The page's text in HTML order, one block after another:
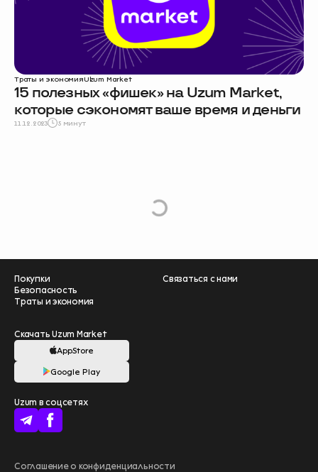
Траты и экономияUzum Market
15 полезных «фишек» на Uzum Market,
которые сэкономят ваше время и деньги
11.12.2023 5 минут
L
o
a
d
M
o
r
e
Покупки
Безопасность
Траты и экономия
Связаться с нами
Скачать Uzum Market
AppStore
Google Play
Соглашение о конфиденциальности
Uzum в соцсетях
Больше выгоды
Помогите нам
стать лучше –
пройдите опрос